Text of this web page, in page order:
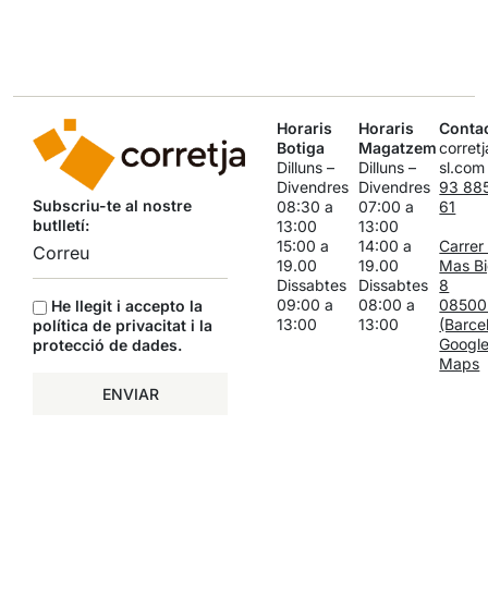
Subscriu-te al nostre
butlletí:
He llegit i accepto la
política de privacitat i la
protecció de dades.
ENVIAR
Horaris
Botiga
Dilluns –
Divendres
08:30 a
13:00
15:00 a
19.00
Dissabtes
09:00 a
13:00
Horaris
Magatzem
Dilluns –
Divendres
07:00 a
13:00
14:00 a
19.00
Dissabtes
08:00 a
13:00
sl.com
93
61
Carrer
Mas
8
Maps